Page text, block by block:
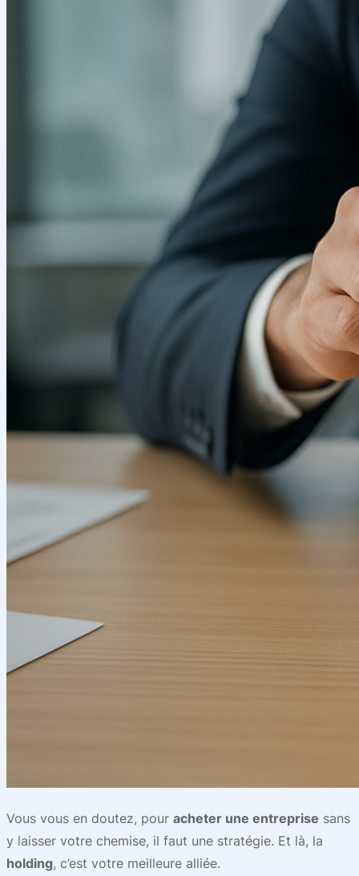
Vous vous en doutez, pour acheter une entreprise sans
y laisser votre chemise, il faut une stratégie. Et là, la
holding, c’est votre meilleure alliée.